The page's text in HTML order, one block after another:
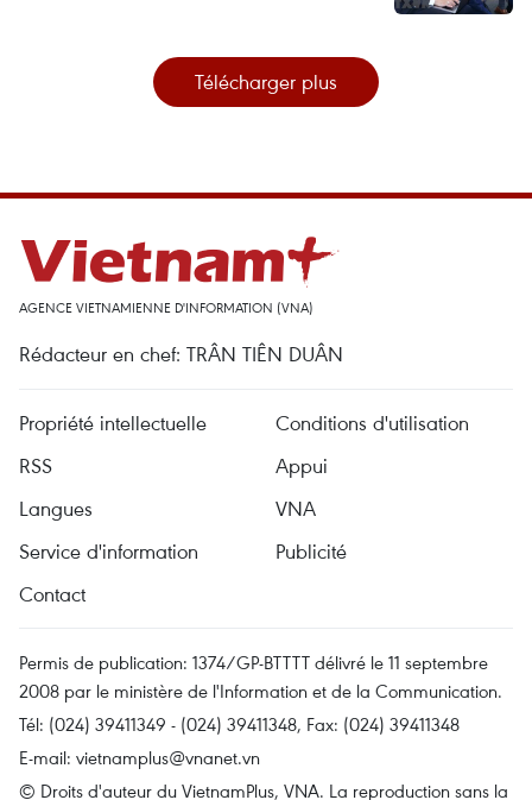
Télécharger plus
AGENCE VIETNAMIENNE D'INFORMATION (VNA)
Rédacteur en chef: TRÂN TIÊN DUÂN
Propriété intellectuelle
Conditions d'utilisation
RSS
Appui
Langues
VNA
Service d'information
Publicité
Contact
Permis de publication: 1374/GP-BTTTT délivré le 11 septembre
2008 par le ministère de l'Information et de la Communication.
Tél: (024) 39411349 - (024) 39411348, Fax: (024) 39411348
E-mail: vietnamplus@vnanet.vn
© Droits d'auteur du VietnamPlus, VNA. La reproduction sans la